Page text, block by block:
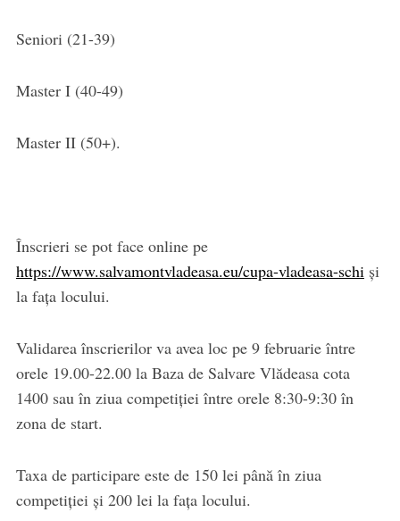
Seniori (21-39)
Master I (40-49)
Master II (50+).
Înscrieri se pot face online pe
https://www.salvamontvladeasa.eu/cupa-vladeasa-schiși
la fața locului.
Validarea înscrierilor va avea loc pe 9 februarie între
orele 19.00-22.00 la Baza de Salvare Vlădeasa cota
1400 sau în ziua competiției între orele 8:30-9:30 în
zona de start.
Taxa de participare este de 150 lei până în ziua
competiției și 200 lei la fața locului.